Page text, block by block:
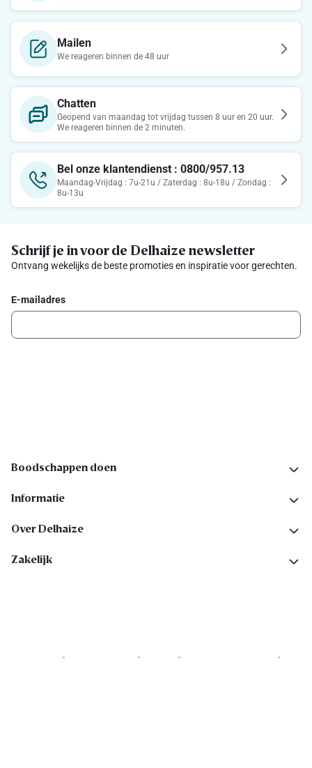
Mailen
We reageren binnen de 48 uur
Chatten
Geopend van maandag tot vrijdag tussen 8 uur en 20 uur.
We reageren binnen de 2 minuten.
Bel onze klantendienst : 0800/957.13
Maandag-Vrijdag : 7u-21u / Zaterdag : 8u-18u / Zondag :
8u-13u
Schrijf je in voor de Delhaize newsletter
Ontvang wekelijks de beste promoties en inspiratie voor gerechten.
E-mailadres
Boodschappen doen
Informatie
Over Delhaize
Zakelijk